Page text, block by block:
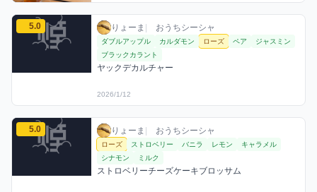
りょーまのローズミックスを見る
5.0 りょーま / おうちシーシャ / 2026年1月12日
りょーま | おうちシーシャ
利用フレーバー
ダブルアップル カルダモン ローズ ペア
ジャスミン
ブラックカラント
コメント
ヤックデカルチャー
評価
2026/1/12
りょーまのローズミックスを見る
5.0 りょーま / おうちシーシャ / 2026年1月12日
りょーま | おうちシーシャ
利用フレーバー
ローズ ストロベリー バニラ レモン
キャラメル
シナモン
ミルク
コメント
ストロベリーチーズケーキブロッサム
評価